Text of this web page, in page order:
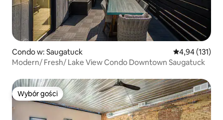
Condo w: Saugatuck Średnia
4,94 (131)
Modern/ Fresh/ Lake View Condo Downtown Saugatuck
Wybór gości
Wybór gości